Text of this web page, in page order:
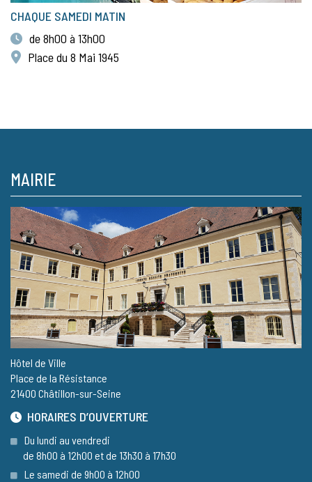
CHAQUE SAMEDI MATIN
de 8h00 à 13h00
Place du 8 Mai 1945
MAIRIE
Hôtel de Ville
Place de la Résistance
21400 Châtillon-sur-Seine
HORAIRES D’OUVERTURE
Du lundi au vendredi
de 8h00 à 12h00 et de 13h30 à 17h30
Le samedi de 9h00 à 12h00